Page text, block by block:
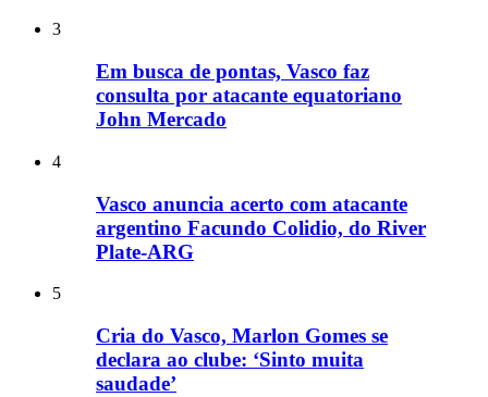
3
Em busca de pontas, Vasco faz
consulta por atacante equatoriano
John Mercado
4
Vasco anuncia acerto com atacante
argentino Facundo Colidio, do River
Plate-ARG
5
Cria do Vasco, Marlon Gomes se
declara ao clube: ‘Sinto muita
saudade’